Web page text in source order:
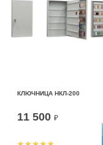
КЛЮЧНИЦА НКЛ-200
11 500 ₽